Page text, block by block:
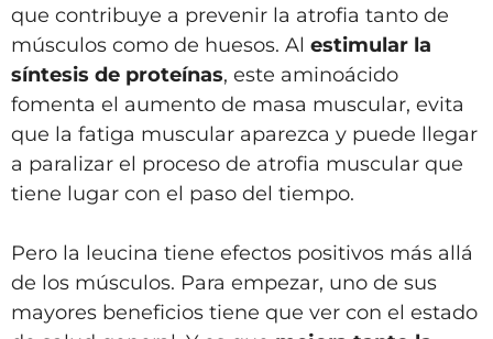
que contribuye a prevenir la atrofia tanto de
músculos como de huesos. Al estimular la
síntesis de proteínas, este aminoácido
fomenta el aumento de masa muscular, evita
que la fatiga muscular aparezca y puede llegar
a paralizar el proceso de atrofia muscular que
tiene lugar con el paso del tiempo.
Pero la leucina tiene efectos positivos más allá
de los músculos. Para empezar, uno de sus
mayores beneficios tiene que ver con el estado